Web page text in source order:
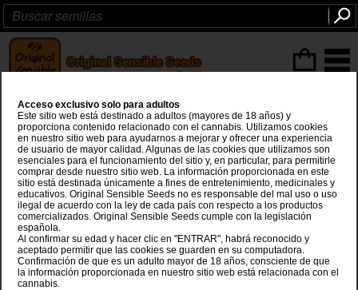
Black Orchid Auto
GelatoxOG Kush x XL Auto
Acceso exclusivo solo para adultos
Este sitio web está destinado a adultos (mayores de 18 años) y
proporciona contenido relacionado con el cannabis. Utilizamos cookies
en nuestro sitio web para ayudarnos a mejorar y ofrecer una experiencia
de usuario de mayor calidad. Algunas de las cookies que utilizamos son
esenciales para el funcionamiento del sitio y, en particular, para permitirle
comprar desde nuestro sitio web. La información proporcionada en este
sitio está destinada únicamente a fines de entretenimiento, medicinales y
educativos. Original Sensible Seeds no es responsable del mal uso o uso
ilegal de acuerdo con la ley de cada país con respecto a los productos
comercializados. Original Sensible Seeds cumple con la legislación
española.
Al confirmar su edad y hacer clic en "ENTRAR", habrá reconocido y
aceptado permitir que las cookies se guarden en su computadora.
Confirmación de que es un adulto mayor de 18 años, consciente de que
la información proporcionada en nuestro sitio web está relacionada con el
cannabis.